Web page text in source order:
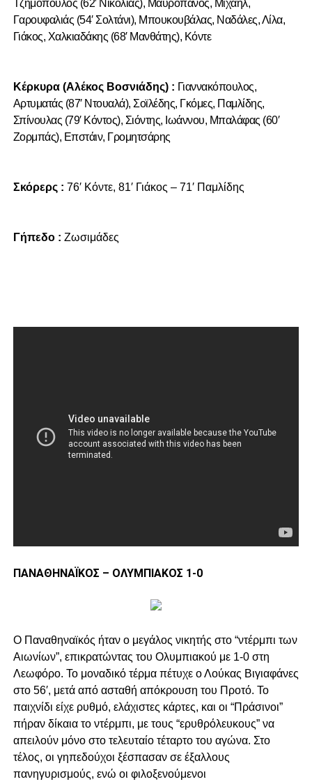
Τζημόπουλος (62′ Νικολιάς), Μαυροπάνος, Μιχαήλ,
Γαρουφαλιάς (54′ Σολτάνι), Μπουκουβάλας, Ναδάλες, Λίλα,
Γιάκος, Χαλκιαδάκης (68′ Μανθάτης), Κόντε
Κέρκυρα (Αλέκος Βοσνιάδης) : Γιαννακόπουλος,
Αρτυματάς (87′ Ντουαλά), Σοϊλέδης, Γκόμες, Παμλίδης,
Σπίνουλας (79′ Κόντος), Σιόντης, Ιωάννου, Μπαλάφας (60′
Ζορμπάς), Επστάιν, Γρομητσάρης
Σκόρερς : 76′ Κόντε, 81′ Γιάκος – 71′ Παμλίδης
Γήπεδο : Ζωσιμάδες
ΠΑΝΑΘΗΝΑΪΚΟΣ – ΟΛΥΜΠΙΑΚΟΣ 1-0
Ο Παναθηναϊκός ήταν ο μεγάλος νικητής στο “ντέρμπι των
Αιωνίων”, επικρατώντας του Ολυμπιακού με 1-0 στη
Λεωφόρο. Το μοναδικό τέρμα πέτυχε ο Λούκας Βιγιαφάνες
στο 56′, μετά από ασταθή απόκρουση του Προτό. Το
παιχνίδι είχε ρυθμό, ελάχιστες κάρτες, και οι “Πράσινοι”
πήραν δίκαια το ντέρμπι, με τους “ερυθρόλευκους” να
απειλούν μόνο στο τελευταίο τέταρτο του αγώνα. Στο
τέλος, οι γηπεδούχοι ξέσπασαν σε έξαλλους
πανηγυρισμούς, ενώ οι φιλοξενούμενοι